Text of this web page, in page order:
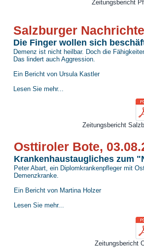
Zeitungsbericht
Salzburger
Die Finger wollen sich
Demenz ist nicht heilbar. Doch die
Das lindert auch Aggression.
Ein Bericht von Ursula Kastler
Lesen Sie mehr...
Zeitungsbericht
Osttiroler Bote,
Krankenhaustaugliches zum
Peter Abart, ein Diplomkrankenpfleger mit
Demenzkranke.
Ein Bericht von Martina Holzer
Lesen Sie mehr...
Zeitungsbericht